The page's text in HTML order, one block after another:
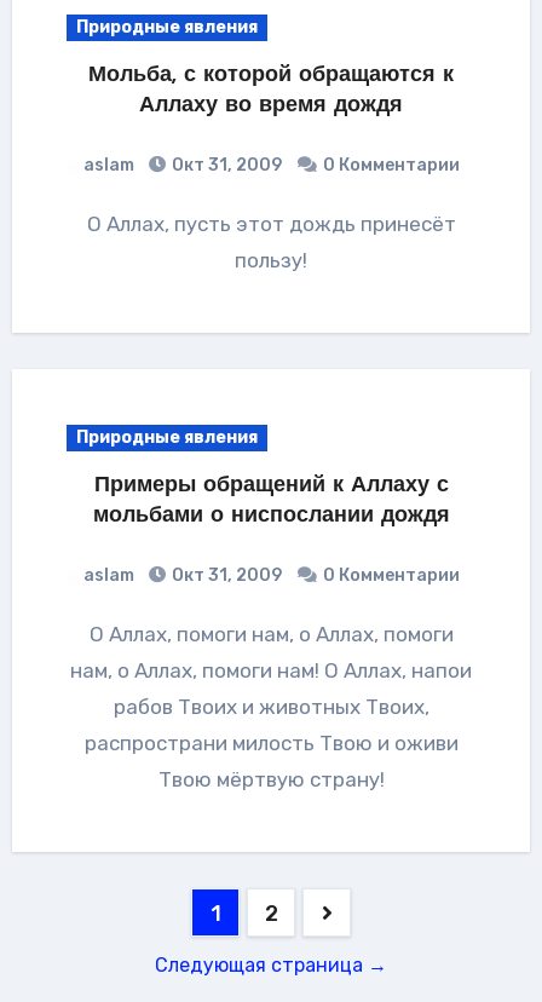
Природные явления
Мольба, с которой обращаются к
Аллаху во время дождя
aslam Окт 31, 2009 0 Комментарии
О Аллах, пусть этот дождь принесёт
пользу!
Природные явления
Примеры обращений к Аллаху с
мольбами о ниспослании дождя
aslam Окт 31, 2009 0 Комментарии
О Аллах, помоги нам, о Аллах, помоги
нам, о Аллах, помоги нам! О Аллах, напои
рабов Твоих и животных Твоих,
распространи милость Твою и оживи
Твою мёртвую страну!
Навигация1 2
Следующая страница →